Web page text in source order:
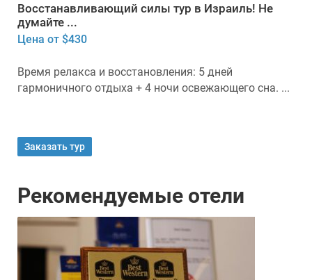
Восстанавливающий силы тур в Израиль! Не
думайте ...
Цена от $430
Время релакса и восстановления: 5 дней
гармоничного отдыха + 4 ночи освежающего сна. ...
Заказать тур
Рекомендуемые отели